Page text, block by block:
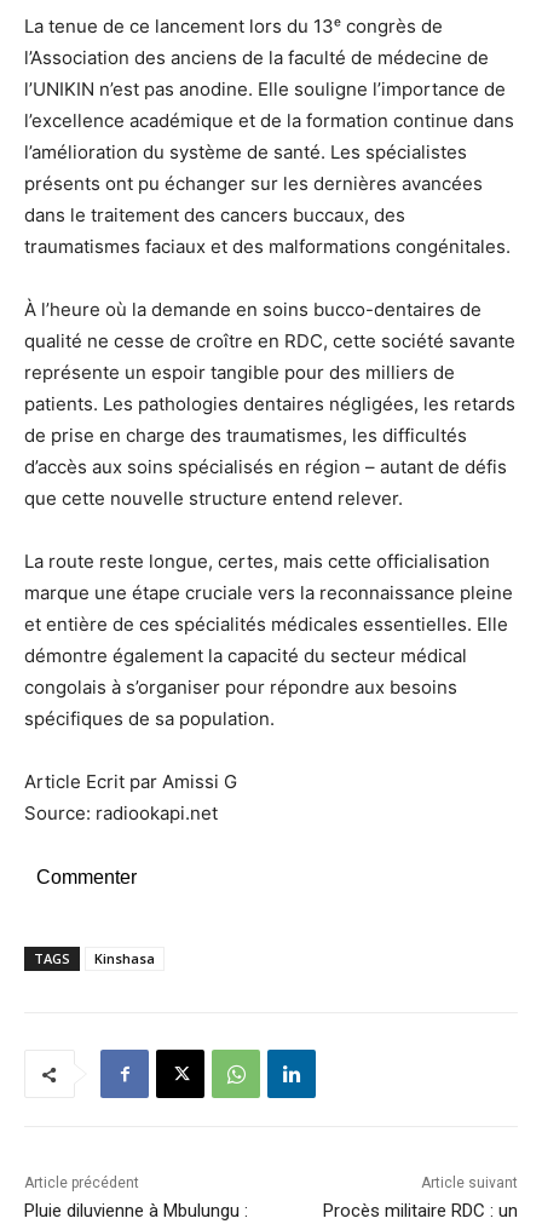
La tenue de ce lancement lors du 13ᵉ congrès de
l’Association des anciens de la faculté de médecine de
l’UNIKIN n’est pas anodine. Elle souligne l’importance de
l’excellence académique et de la formation continue dans
l’amélioration du système de santé. Les spécialistes
présents ont pu échanger sur les dernières avancées
dans le traitement des cancers buccaux, des
traumatismes faciaux et des malformations congénitales.
À l’heure où la demande en soins bucco-dentaires de
qualité ne cesse de croître en RDC, cette société savante
représente un espoir tangible pour des milliers de
patients. Les pathologies dentaires négligées, les retards
de prise en charge des traumatismes, les difficultés
d’accès aux soins spécialisés en région – autant de défis
que cette nouvelle structure entend relever.
La route reste longue, certes, mais cette officialisation
marque une étape cruciale vers la reconnaissance pleine
et entière de ces spécialités médicales essentielles. Elle
démontre également la capacité du secteur médical
congolais à s’organiser pour répondre aux besoins
spécifiques de sa population.
Article Ecrit par Amissi G
Source: radiookapi.net
Commenter
TAGS Kinshasa
Article précédent
Pluie diluvienne à Mbulungu :
Article suivant
Procès militaire RDC : un